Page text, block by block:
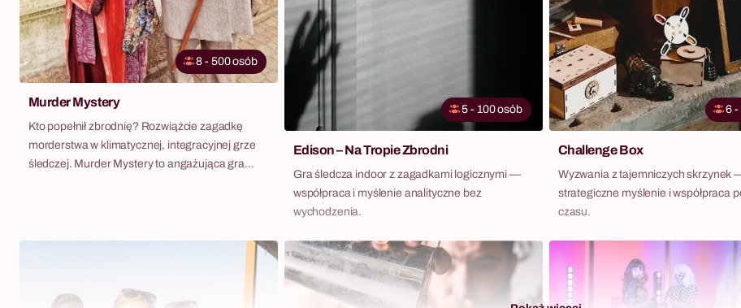
8 - 500 osób
Murder Mystery
Kto popełnił zbrodnię? Rozwiążcie zagadkę
morderstwa w klimatycznej, integracyjnej grze
śledczej. Murder Mystery to angażująca gra
na imprezy firmowe i integrację zespołu w
5 - 100 osób
Edison – Na Tropie Zbrodni
Gra śledcza indoor z zagadkami logicznymi —
współpraca i myślenie analityczne bez
wychodzenia.
6 -
Challenge Box
Wyzwania z tajemniczych skrzynek
strategiczne myślenie i współpraca
czasu.